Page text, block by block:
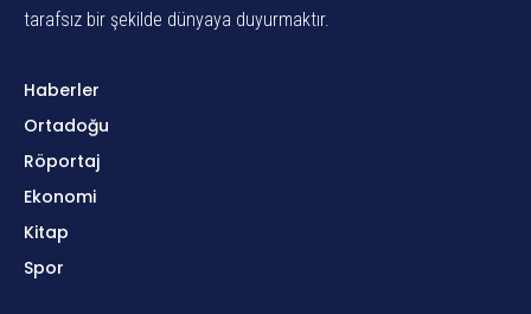
tarafsız bir şekilde dünyaya duyurmaktır.
Haberler
Ortadoğu
Röportaj
Ekonomi
Kitap
Spor